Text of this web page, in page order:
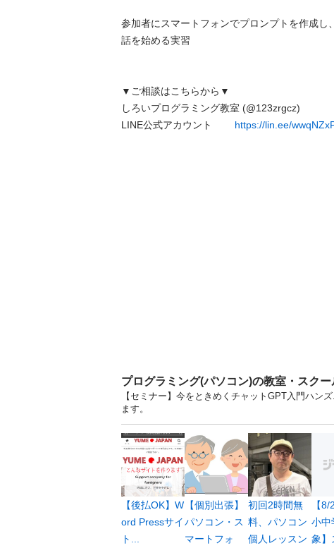
参加者にスマートフォンでプロンプトを作成し
話を始める実習
▼ご相談はこちらから▼
しろいプログラミング教室 (@123zrgcz)
LINE公式アカウント https://lin.ee/
プログラミング(パソコン)の教室・スク
【セミナー】今をときめくチャットGPT入門ハン
ます。
【後払OK】W
ord Pressサイ
ト...
【個別出張】
パソコン・ス
マートフォ
初回2時間無
料、パソコン
個人レッスン
【
小中
象】